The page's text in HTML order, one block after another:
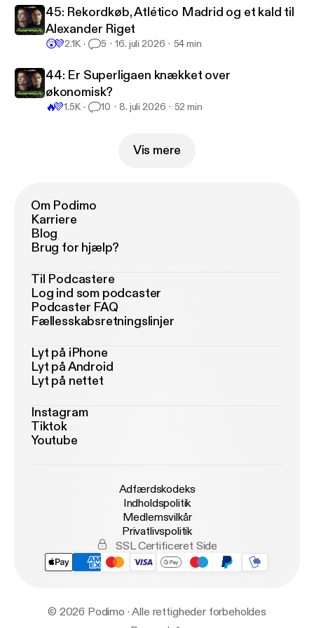
45: Rekordkøb, Atlético Madrid og et kald til
Alexander Riget
😲💜2.1K 5 16. juli 2026 54 min
44: Er Superligaen knækket over
økonomisk?
🔥💜1.5K 10 8. juli 2026 52 min
Vis mere
Om Podimo
Karriere
Blog
Brug for hjælp?
Til Podcastere
Log ind som podcaster
Podcaster FAQ
Fællesskabsretningslinjer
Lyt på iPhone
Lyt på Android
Lyt på nettet
Instagram
Tiktok
Youtube
Adfærdskodeks
Indholdspolitik
Medlemsvilkår
Privatlivspolitik
SSL Certificeret Side
© 2026 Podimo · Alle rettigheder forbeholdes